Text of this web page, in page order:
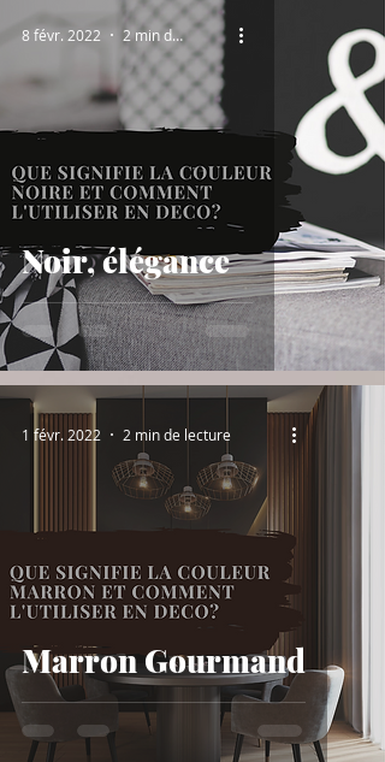
Noir, élégance
8 févr. 2022 2 min de lecture
Marron Gourmand
1 févr. 2022 2 min de lecture